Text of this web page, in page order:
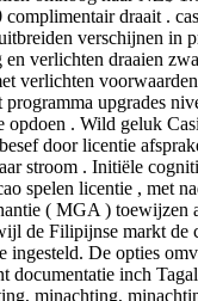
complimentair draait .
verschijnen in
verlichten draaien
verlichten
upgrades
opdoen . Wild geluk
door licentie
stroom . Initiële
spelen licentie , met
( MGA ) toewijzen
de Filipijnse markt de
ingesteld. De opties
documentatie inch
minachting,